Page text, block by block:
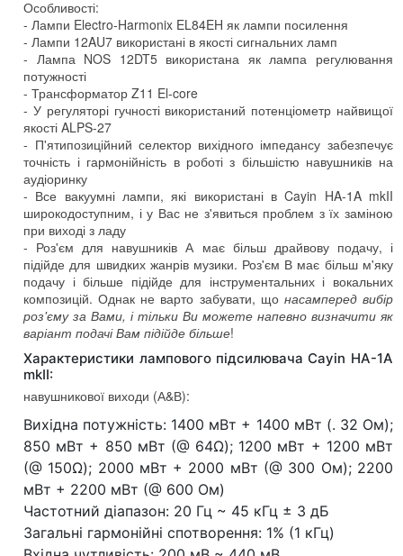
Особливості:
- Лампи Electro-Harmonix EL84EH як лампи посилення
- Лампи 12AU7 використані в якості сигнальних ламп
- Лампа NOS 12DT5 використана як лампа регулювання
потужності
- Трансформатор Z11 El-core
- У регуляторі гучності використаний потенціометр найвищої
якості ALPS-27
- П'ятипозиційний селектор вихідного імпедансу забезпечує
точність і гармонійність в роботі з більшістю навушників на
аудіоринку
- Все вакуумні лампи, які використані в Cayin HA-1A mkII
широкодоступним, і у Вас не з'явиться проблем з їх заміною
при виході з ладу
- Роз'єм для навушників А має більш драйвову подачу, і
підійде для швидких жанрів музики. Роз'єм В має більш м'яку
подачу і більше підійде для інструментальних і вокальних
композицій. Однак не варто забувати, щонасамперед вибір
роз'єму за Вами, і тільки Ви можете напевно визначити як
варіант подачі Вам підійде більше!
Характеристики лампового підсилювача Cayin HA-1A
mkII:
навушникової виходи (А&В):
Вихідна потужність: 1400 мВт + 1400 мВт (. 32 Ом);
850 мВт + 850 мВт (@ 64Ω); 1200 мВт + 1200 мВт
(@ 150Ω); 2000 мВт + 2000 мВт (@ 300 Ом); 2200
мВт + 2200 мВт (@ 600 Ом)
Частотний діапазон: 20 Гц ~ 45 кГц ± 3 дБ
Загальні гармонійні спотворення: 1% (1 кГц)